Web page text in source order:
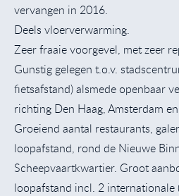
vervangen in 2016.
Deels vloerverwarming.
Zeer fraaie voorgevel, met zeer
Gunstig gelegen t.o.v.
fietsafstand) alsmede openbaar
richting Den Haag, Amsterdam
Groeiend aantal restaurants,
loopafstand, rond de Nieuwe
Scheepvaartkwartier. Groot
loopafstand incl. 2 internationale